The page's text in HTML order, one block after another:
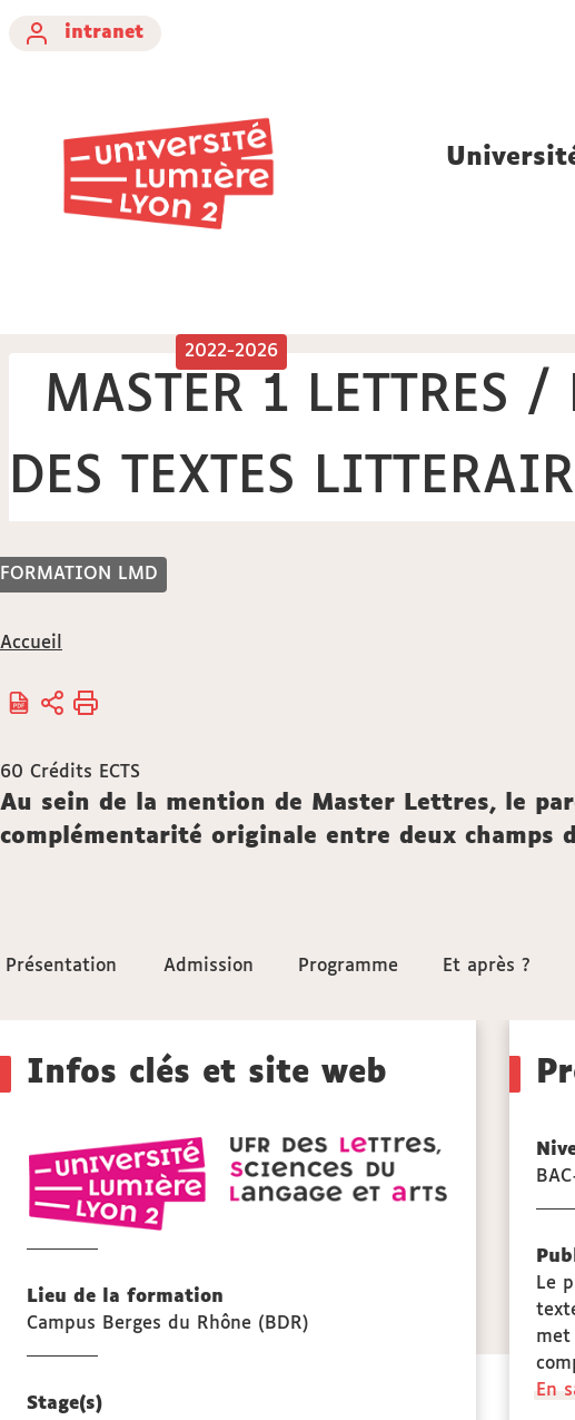
intranet
FORMATION LMD
2022-2026
MASTER 1 LETTRES
DES TEXTES
Vous
ici :
Accueil
60 Crédits ECTS
Description
Au sein de la mention de Master Lettres, le
complémentarité originale entre deux
Accéder
sections
la
fiche
Présentation
Présentation Admission
Admission Programme
Programme Et après ?
Et après ?
Détails
Infos clés et site web
lettres,
Lieu de la formation
Campus Berges du Rhône (BDR)
Stage(s)
Le
met
En